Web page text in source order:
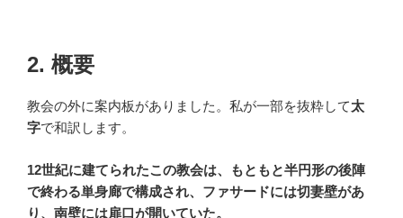
2. 概要
教会の外に案内板がありました。私が一部を抜粋して太
字で和訳します。
12世紀に建てられたこの教会は、もともと半円形の後陣
で終わる単身廊で構成され、ファサードには切妻壁があ
り、南壁には扉口が開いていた。